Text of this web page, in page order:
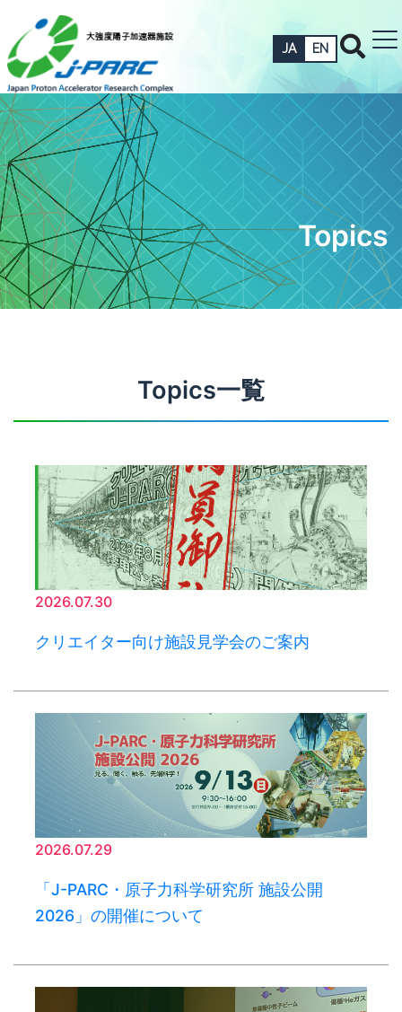
JA EN
Topics
Topics一覧
2026.07.30
クリエイター向け施設見学会のご案内
2026.07.29
「J-PARC・原子力科学研究所 施設公開
2026」の開催について